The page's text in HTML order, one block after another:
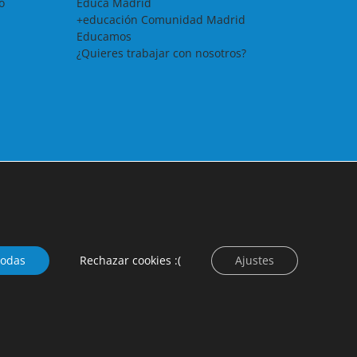
+educación Comunidad Madrid
Educamos
¿Quieres trabajar con nosotros?
Rechazar cookies :( Ajustes